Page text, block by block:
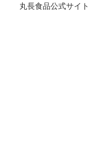
丸長食品公式サイト